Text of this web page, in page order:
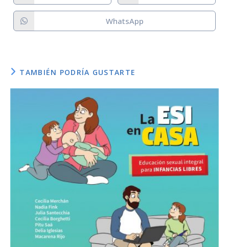
Notas:
Staff:
Programador:
Créditos / fuente:
WhatsApp
TAMBIÉN PODRÍA GUSTARTE